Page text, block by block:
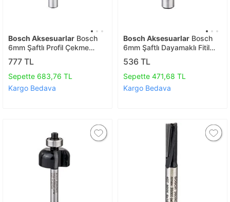
Bosch Aksesuarlar Bosch
6mm Şaftlı Profil Çekme
Freze Ucu 6*25,4*46
2608628459
777 TL
Sepette 683,76 TL
Kargo Bedava
Bosch Aksesuarlar Bosch
6mm Şaftlı Dayamaklı Fitil
Freze Ucu 6*12,7*40
2608628450
536 TL
Sepette 471,68 TL
Kargo Bedava